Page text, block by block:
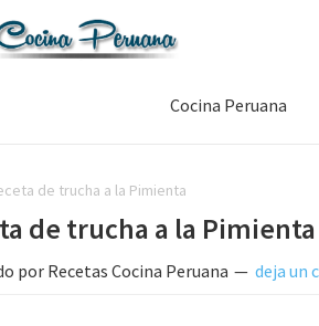
Cocina Peruana
de trucha a la Pimienta
de trucha a la Pimienta
porRecetas Cocina Peruana deja un